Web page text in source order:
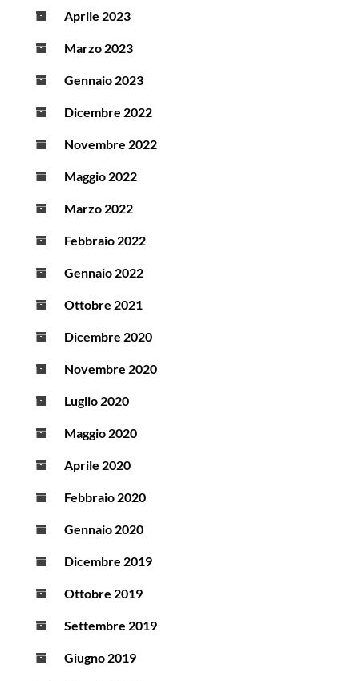
Aprile 2023
Marzo 2023
Gennaio 2023
Dicembre 2022
Novembre 2022
Maggio 2022
Marzo 2022
Febbraio 2022
Gennaio 2022
Ottobre 2021
Dicembre 2020
Novembre 2020
Luglio 2020
Maggio 2020
Aprile 2020
Febbraio 2020
Gennaio 2020
Dicembre 2019
Ottobre 2019
Settembre 2019
Giugno 2019